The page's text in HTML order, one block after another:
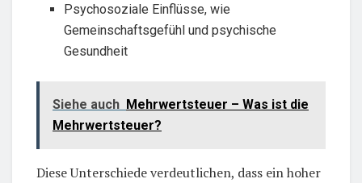
Psychosoziale Einflüsse, wie
Gemeinschaftsgefühl und psychische
Gesundheit
Siehe auch Mehrwertsteuer – Was ist die
Mehrwertsteuer?
Diese Unterschiede verdeutlichen, dass ein hoher